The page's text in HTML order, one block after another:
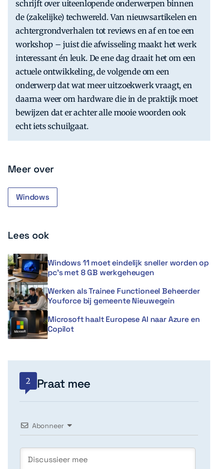
schrijft over uiteenlopende onderwerpen binnen
de (zakelijke) techwereld. Van nieuwsartikelen en
achtergrondverhalen tot reviews en af en toe een
workshop – juist die afwisseling maakt het werk
interessant én leuk. De ene dag draait het om een
actuele ontwikkeling, de volgende om een
onderwerp dat wat meer uitzoekwerk vraagt, en
daarna weer om hardware die in de praktijk moet
bewijzen dat er achter alle mooie woorden ook
echt iets schuilgaat.
Meer over
Windows
Lees ook
Windows 11 moet eindelijk sneller worden op
pc’s met 8 GB werkgeheugen
Werken als Trainee Functioneel Beheerder
Youforce bij gemeente Nieuwegein
Microsoft haalt Europese AI naar Azure en
Copilot
2 Praat mee
Abonneer